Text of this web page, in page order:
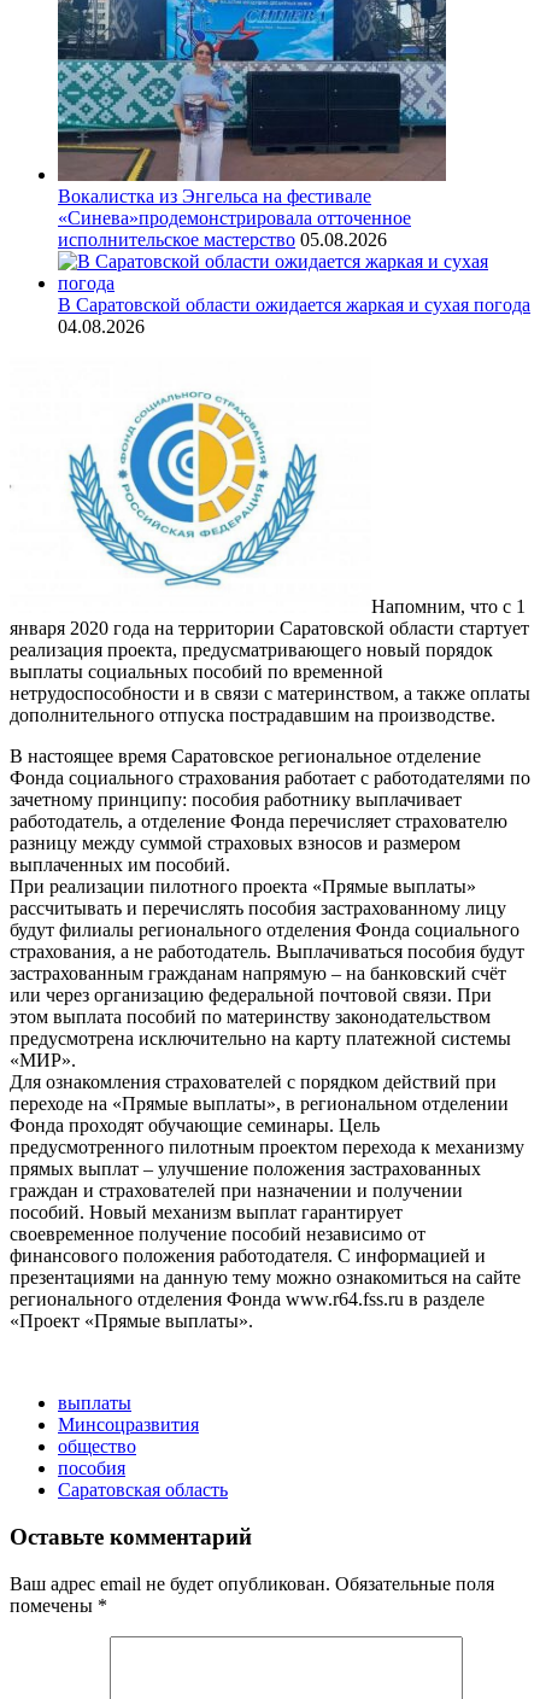
Вокалистка из Энгельса на фестивале
«Синева»продемонстрировала отточенное
исполнительское мастерство 05.08.2026
В Саратовской области ожидается жаркая и сухая погода
04.08.2026
Напомним, что с 1
января 2020 года на территории Саратовской области стартует
реализация проекта, предусматривающего новый порядок
выплаты социальных пособий по временной
нетрудоспособности и в связи с материнством, а также оплаты
дополнительного отпуска пострадавшим на производстве.
В настоящее время Саратовское региональное отделение
Фонда социального страхования работает с работодателями по
зачетному принципу: пособия работнику выплачивает
работодатель, а отделение Фонда перечисляет страхователю
разницу между суммой страховых взносов и размером
выплаченных им пособий.
При реализации пилотного проекта «Прямые выплаты»
рассчитывать и перечислять пособия застрахованному лицу
будут филиалы регионального отделения Фонда социального
страхования, а не работодатель. Выплачиваться пособия будут
застрахованным гражданам напрямую – на банковский счёт
или через организацию федеральной почтовой связи. При
этом выплата пособий по материнству законодательством
предусмотрена исключительно на карту платежной системы
«МИР».
Для ознакомления страхователей с порядком действий при
переходе на «Прямые выплаты», в региональном отделении
Фонда проходят обучающие семинары. Цель
предусмотренного пилотным проектом перехода к механизму
прямых выплат – улучшение положения застрахованных
граждан и страхователей при назначении и получении
пособий. Новый механизм выплат гарантирует
своевременное получение пособий независимо от
финансового положения работодателя. С информацией и
презентациями на данную тему можно ознакомиться на сайте
регионального отделения Фонда www.r64.fss.ru в разделе
«Проект «Прямые выплаты».
выплаты
Минсоцразвития
общество
пособия
Саратовская область
Оставьте комментарий
Ваш адрес email не будет опубликован. Обязательные поля
помечены *